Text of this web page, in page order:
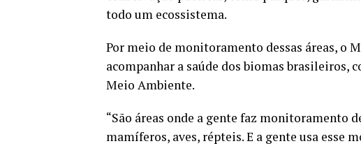
todo um ecossistema.
Por meio de monitoramento dessas áreas, o
acompanhar a saúde dos biomas
Meio Ambiente.
“São áreas onde a gente faz monitoramento
mamíferos, aves, répteis. E a gente usa esse